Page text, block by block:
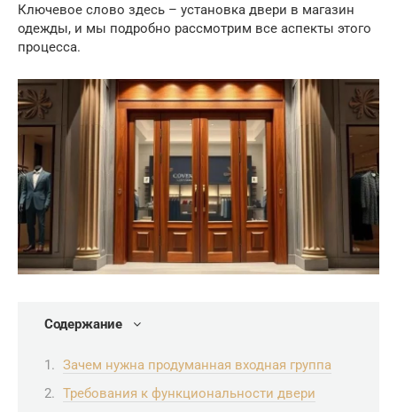
Ключевое слово здесь – установка двери в магазин
одежды, и мы подробно рассмотрим все аспекты этого
процесса.
Содержание
Зачем нужна продуманная входная группа
Требования к функциональности двери